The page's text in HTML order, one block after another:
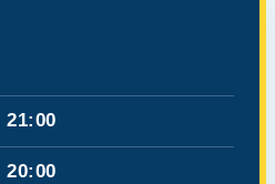
21:00
20:00